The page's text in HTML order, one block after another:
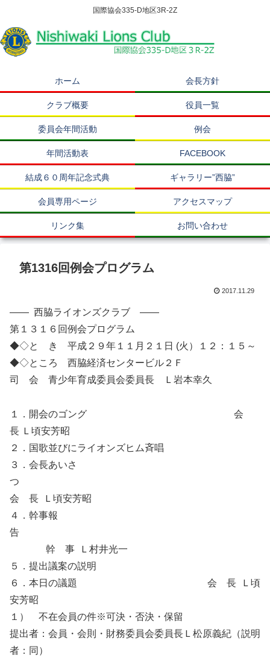
国際協会335-D地区3R-2Z
ホーム 会長方針
クラブ概要 役員一覧
委員会年間活動 例会
年間活動表 FACEBOOK
結成６０周年記念式典 ギャラリー”西脇”
会員専用ページ アクセスマップ
リンク集 お問い合わせ
第1316回例会プログラム
2017.11.29
―― 西脇ライオンズクラブ ――
第１３１６回例会プログラム
◆◇と き 平成２９年１１月２１日 (火）１２：１５～
◆◇ところ 西脇経済センタービル２Ｆ
司 会 青少年育成委員会委員長 Ｌ岩本幸久
１．開会のゴング 会
長 Ｌ頃安芳昭
２．国歌並びにライオンズヒム斉唱
３．会長あいさ
つ
会 長 Ｌ頃安芳昭
４．幹事報
告
幹 事 Ｌ村井光一
５．提出議案の説明
６．本日の議題 会 長 Ｌ頃
安芳昭
１） 不在会員の件※可決・否決・保留
提出者：会員・会則・財務委員会委員長Ｌ松原義紀（説明
者：同）